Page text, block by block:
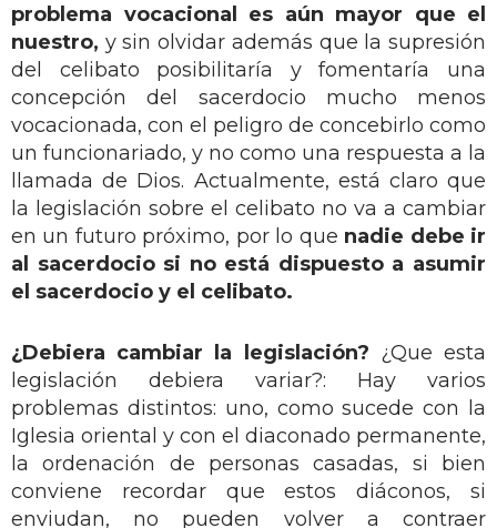
problema vocacional es aún mayor que el
nuestro, y sin olvidar además que la supresión
del celibato posibilitaría y fomentaría una
concepción del sacerdocio mucho menos
vocacionada, con el peligro de concebirlo como
un funcionariado, y no como una respuesta a la
llamada de Dios. Actualmente, está claro que
la legislación sobre el celibato no va a cambiar
en un futuro próximo, por lo que nadie debe ir
al sacerdocio si no está dispuesto a asumir
el sacerdocio y el celibato.
¿Debiera cambiar la legislación? ¿Que esta
legislación debiera variar?: Hay varios
problemas distintos: uno, como sucede con la
Iglesia oriental y con el diaconado permanente,
la ordenación de personas casadas, si bien
conviene recordar que estos diáconos, si
enviudan, no pueden volver a contraer